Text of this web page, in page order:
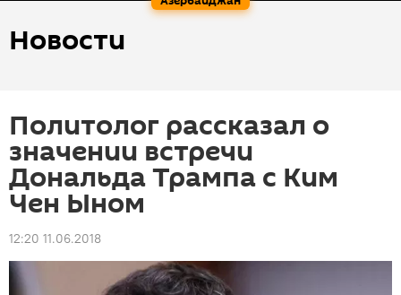
Новости
Политолог рассказал о
значении встречи
Дональда Трампа с Ким
Чен Ыном
12:20 11.06.2018